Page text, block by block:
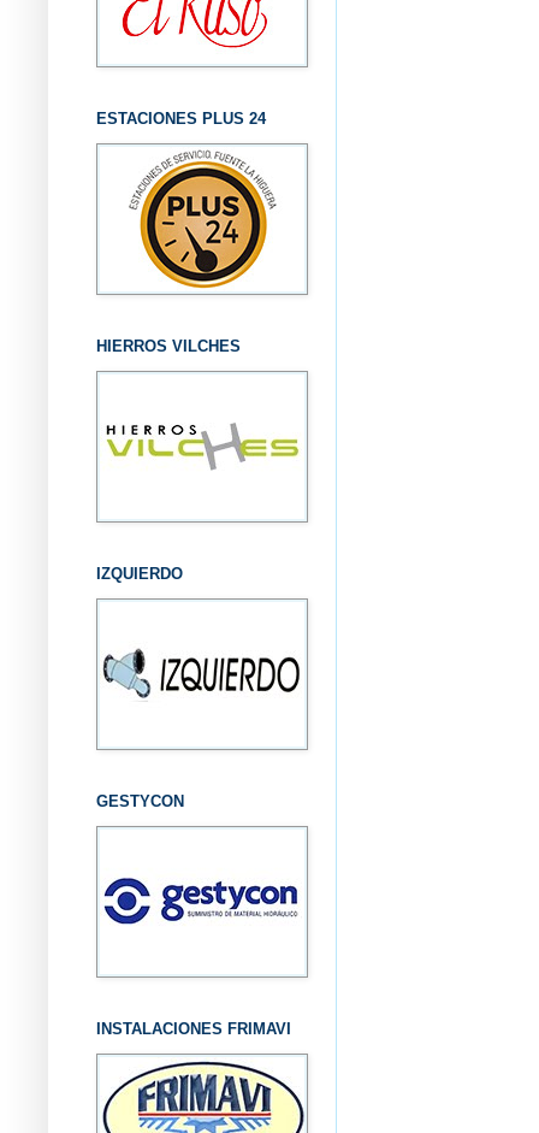
ESTACIONES PLUS 24
HIERROS VILCHES
IZQUIERDO
GESTYCON
INSTALACIONES FRIMAVI